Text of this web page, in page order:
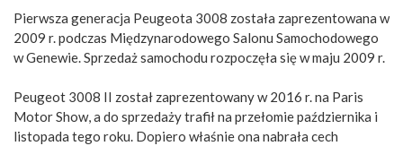
Pierwsza generacja Peugeota 3008 została zaprezentowana w
2009 r. podczas Międzynarodowego Salonu Samochodowego
w Genewie. Sprzedaż samochodu rozpoczęła się w maju 2009 r.
Peugeot 3008 II został zaprezentowany w 2016 r. na Paris
Motor Show, a do sprzedaży trafił na przełomie października i
listopada tego roku. Dopiero właśnie ona nabrała cech